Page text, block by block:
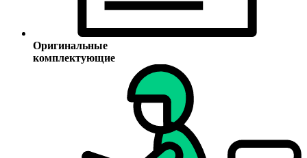
Оригинальные
комплектующие